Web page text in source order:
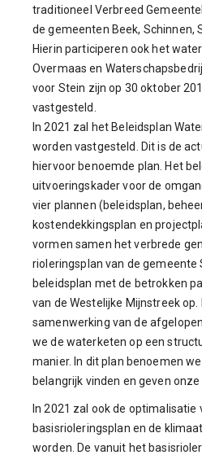
traditioneel Verbreed
de gemeenten Beek, Schinnen,
Hierin participeren ook het
Overmaas en
voor Stein zijn op 30 oktober
vastgesteld.
In 2021 zal het Beleidsplan
worden vastgesteld. Dit is de
hiervoor benoemde plan. Het
uitvoeringskader voor de
vier plannen (beleidsplan,
kostendekkingsplan en
vormen samen het verbrede
rioleringsplan van de gemeente
beleidsplan met de betrokken
van de Westelijke Mijnstreek
samenwerking van de
we de waterketen op een
manier. In dit plan benoemen
belangrijk vinden en geven
In 2021 zal ook de optimalisatie
basisrioleringsplan en de
worden. De vanuit het